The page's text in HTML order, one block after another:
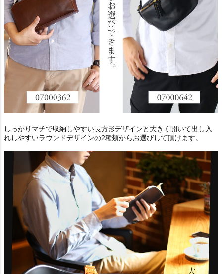
しっかりマチで収納しやすい長方形デザインと大きく開いて出し入
れしやすいラウンドデザインの2種類からお選びして頂けます。